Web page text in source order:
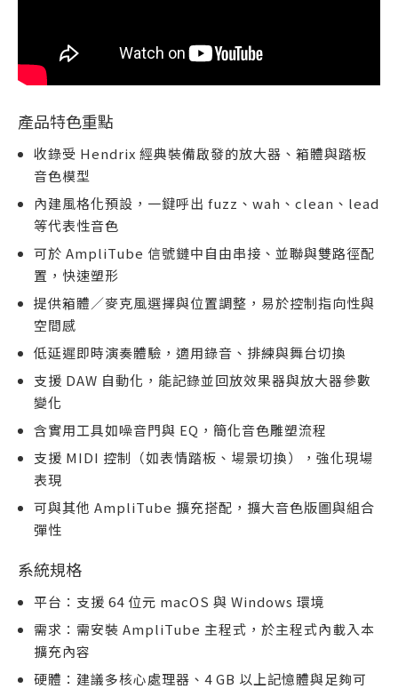
產品特色重點
收錄受 Hendrix 經典裝備啟發的放大器、箱體與踏板
音色模型
內建風格化預設，一鍵呼出 fuzz、wah、clean、lead
等代表性音色
可於 AmpliTube 信號鏈中自由串接、並聯與雙路徑配
置，快速塑形
提供箱體／麥克風選擇與位置調整，易於控制指向性與
空間感
低延遲即時演奏體驗，適用錄音、排練與舞台切換
支援 DAW 自動化，能記錄並回放效果器與放大器參數
變化
含實用工具如噪音門與 EQ，簡化音色雕塑流程
支援 MIDI 控制（如表情踏板、場景切換），強化現場
表現
可與其他 AmpliTube 擴充搭配，擴大音色版圖與組合
彈性
系統規格
平台：支援 64 位元 macOS 與 Windows 環境
需求：需安裝 AmpliTube 主程式，於主程式內載入本
擴充內容
硬體：建議多核心處理器、4 GB 以上記憶體與足夠可